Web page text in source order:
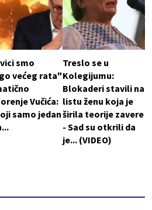
smo
većeg rata"
Vučića:
samo jedan
Treslo se u
Kolegijumu:
Blokaderi stavili na
listu ženu koja je
širila teorije zavere
- Sad su otkrili da
je... (VIDEO)